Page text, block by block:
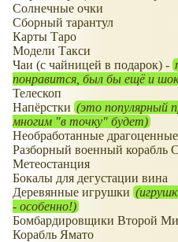
Солнечные очки
Сборный тарантул
Карты Таро
Модели Такси
Чаи (с чайницей в подарок) -
понравится, был бы ещё и
Телескоп
Напёрстки (это популярный
многим "в точку" будет)
Необработанные
Разборный военный
Метеостанция
Бокалы для дегустации вина
Деревянные игрушки
- особенно!)
Бомбардировщики Второй
Корабль Ямато